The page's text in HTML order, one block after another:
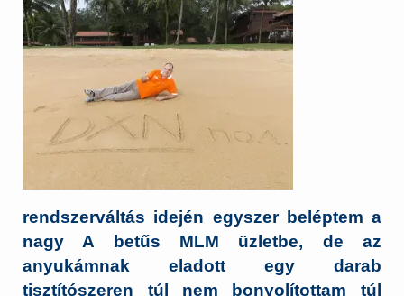
rendszerváltás idején egyszer beléptem a
nagy A betűs MLM üzletbe, de az
anyukámnak eladott egy darab
tisztítószeren túl nem bonyolítottam túl